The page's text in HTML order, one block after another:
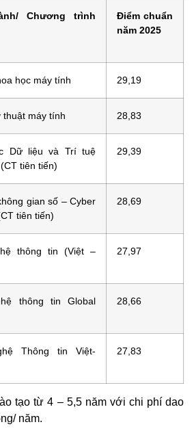
Chương trình
Điểm chuẩn
năm 2025
học máy tính 29,19
thuật máy tính 28,83
Dữ liệu và Trí tuệ
tiên tiến)
29,39
gian số – Cyber
tiên tiến)
28,69
thông tin (Việt –
27,97
thông tin Global
28,66
Thông tin Việt-
27,83
tạo từ 4 – 5,5 năm với chi phí dao
năm.